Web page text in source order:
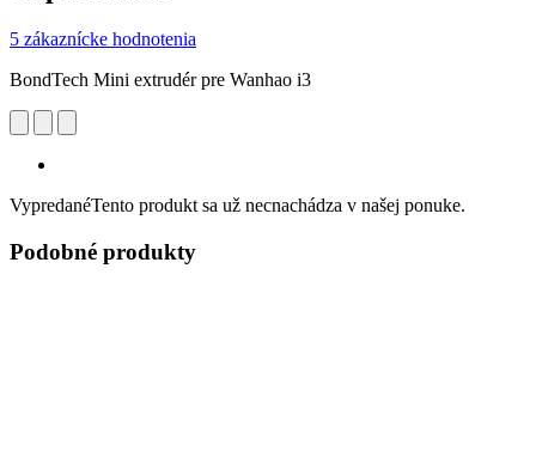
5 zákaznícke hodnotenia
BondTech Mini extrudér pre Wanhao i3
VypredanéTento produkt sa už necnachádza v našej ponuke.
Podobné produkty